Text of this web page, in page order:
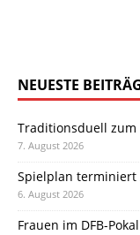
NEUESTE
Traditionsduell
7. August 2026
Spielplan terminiert
6. August 2026
Frauen im DFB-